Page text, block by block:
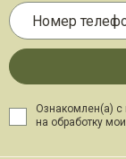
Ознакомлен(а) с
на обработку